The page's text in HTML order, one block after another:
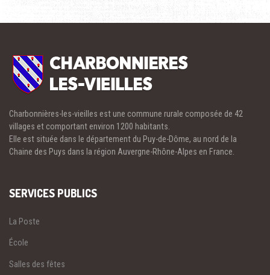
Charbonnières-les-vieilles est une commune rurale composée de 42
villages et comportant environ 1200 habitants.
Elle est située dans le département du Puy-de-Dôme, au nord de la
Chaine des Puys dans la région Auvergne-Rhône-Alpes en France.
SERVICES PUBLICS
La Poste
École
Salles des fêtes